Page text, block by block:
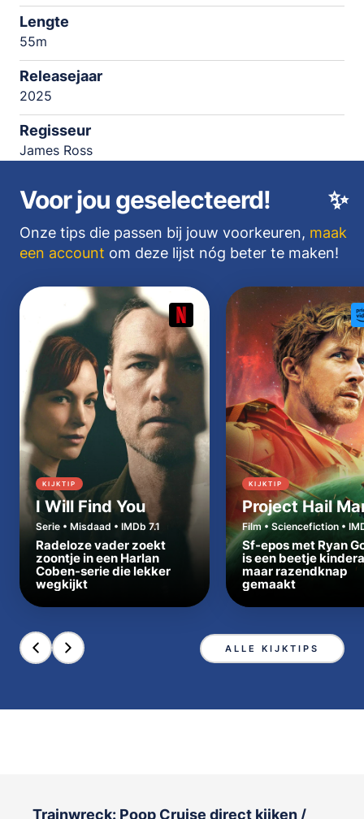
Lengte
55m
Releasejaar
2025
Regisseur
James Ross
✨
Voor jou geselecteerd!
Onze tips die passen bij jouw voorkeuren, maak
een account om deze lijst nóg beter te maken!
KIJKTIP
I Will Find You
Serie • Misdaad • IMDb 7.1
Radeloze vader zoekt
zoontje in een Harlan
Coben-serie die lekker
wegkijkt
KIJKTIP
Project Hail
Film • Sciencefiction •
Sf-epos met Ryan
is een beetje
maar razendknap
gemaakt
ALLE KIJKTIPS
Trainwreck: Poop Cruise direct kijken /